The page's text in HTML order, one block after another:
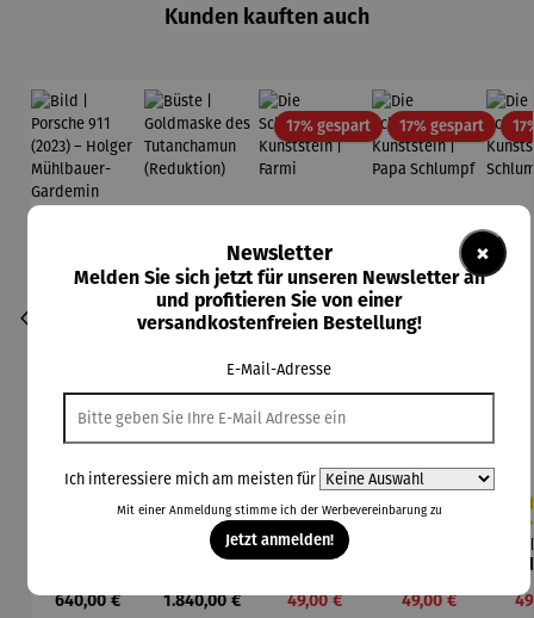
Kunden kauften auch
– Holger
Regulärer Preis:
640,00 €
Büste |
Goldmask
Tutancha
Regulärer Preis:
1.840,00 €
17% gespartRabatt
Durchschnittliche Bewertung von 5
Die
Schlümpfe
Kunststein
Verkaufspreis:
49,00 €
17% gespartRabatt
Durchschnittliche
Kunststein
Verkaufspreis:
49,00 €
×
Newsletter
Melden Sie sich jetzt für unseren Newsletter an
und profitieren Sie von einer
versandkostenfreien Bestellung!
E-Mail-Adresse
Ich interessiere mich am meisten für
Mit einer Anmeldung stimme ich der Werbevereinbarungzu
Jetzt anmelden!